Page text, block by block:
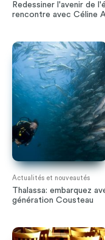
Redessiner l'avenir de
rencontre avec Céline
Actualités et nouveautés
Thalassa: embarquez
génération Cousteau